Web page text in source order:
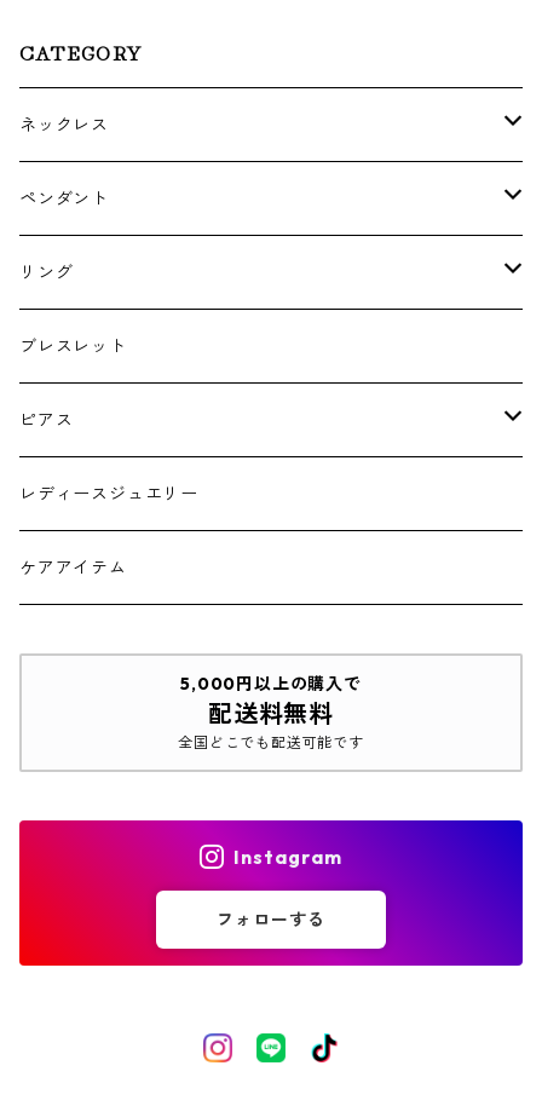
CATEGORY
ネックレス
ゴールド・プラチナ
シルバー
ペンダント
ゴールド
シルバー
リング
ゴールド
シルバー
ブレスレット
ピアス
ゴールド フープタイプ
シルバー フープタイプ
シルバー スタッドピアス
レディースジュエリー
ケアアイテム
5,000円以上の購入で
配送料無料
全国どこでも配送可能です
Instagram
フォローする